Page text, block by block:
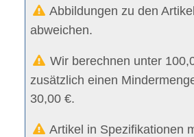
Abbildungen zu den
abweichen.
Wir berechnen unter
zusätzlich einen
30,00 €.
Artikel in Spezifikationen